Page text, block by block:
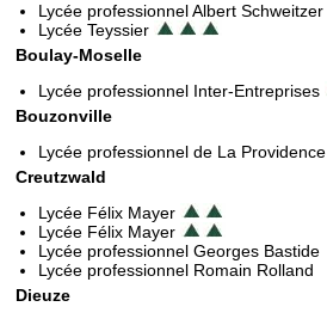
Lycée professionnel Albert Schweitzer
Lycée Teyssier
Boulay-Moselle
Lycée professionnel Inter-Entreprises
Bouzonville
Lycée professionnel de La Providence
Creutzwald
Lycée Félix Mayer
Lycée Félix Mayer
Lycée professionnel Georges Bastide
Lycée professionnel Romain Rolland
Dieuze